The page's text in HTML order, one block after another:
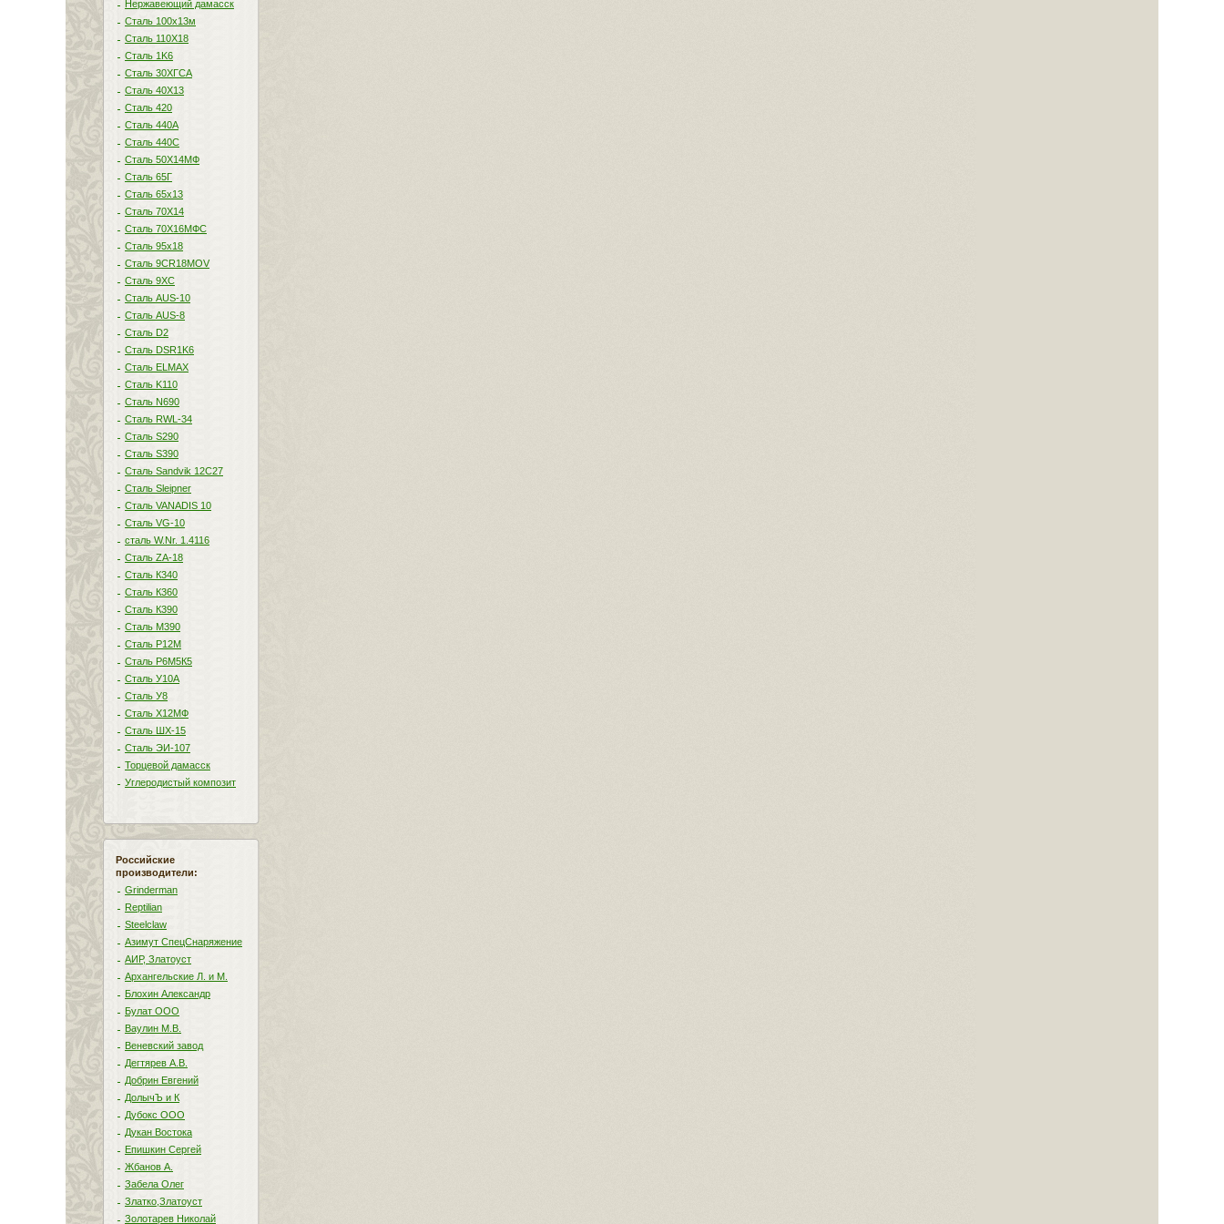
Нержавеющий дамасск
Сталь 100х13м
Сталь 110Х18
Сталь 1K6
Сталь 30ХГСА
Сталь 40Х13
Сталь 420
Сталь 440A
Сталь 440С
Сталь 50Х14МФ
Сталь 65Г
Сталь 65х13
Сталь 70Х14
Сталь 70Х16МФС
Сталь 95х18
Сталь 9CR18MOV
Сталь 9ХС
Сталь AUS-10
Сталь AUS-8
Сталь D2
Сталь DSR1K6
Сталь ELMAX
Сталь K110
Сталь N690
Сталь RWL-34
Сталь S290
Сталь S390
Сталь Sandvik 12C27
Сталь Sleipner
Сталь VANADIS 10
Сталь VG-10
сталь W.Nr. 1.4116
Сталь ZA-18
Сталь К340
Сталь К360
Сталь К390
Сталь М390
Сталь Р12М
Сталь Р6М5К5
Сталь У10А
Сталь У8
Сталь Х12МФ
Сталь ШХ-15
Сталь ЭИ-107
Торцевой дамасск
Углеродистый композит
Российские
производители:
Grinderman
Reptilian
Steelclaw
Азимут СпецСнаряжение
АИР, Златоуст
Архангельские Л. и М.
Блохин Александр
Булат ООО
Ваулин М.В.
Веневский завод
Дегтярев А.В.
Добрин Евгений
ДолычЪ и К
Дубокс ООО
Дукан Востока
Епишкин Сергей
Жбанов А.
Забела Олег
Златко,Златоуст
Золотарев Николай